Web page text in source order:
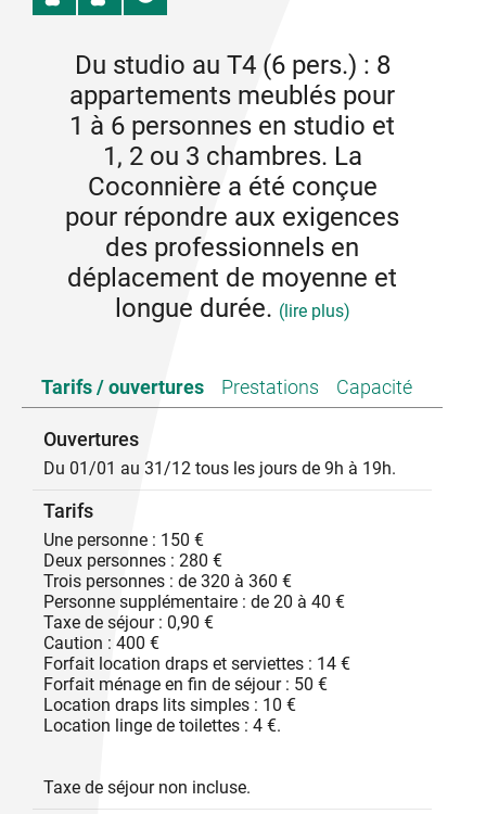
Du studio au T4 (6 pers.) : 8
appartements meublés pour
1 à 6 personnes en studio et
1, 2 ou 3 chambres. La
Coconnière a été conçue
pour répondre aux exigences
des professionnels en
déplacement de moyenne et
longue durée. (lire plus)
industrielles, mutations...
Situation idéale dans le bassin économique local :
proche de Cruas (CNPE) : 5mn / Tricastin : 35 mn,
de Montélimar 8 km, Privas, Le Teil 8 km, Viviers.
Prix spéciaux professionnels à partir de 130 € la
semaine le studio et 340 € appartement de 3
Notre société est soumise à la TVA, les prix sont
donnés en TTC sauf mention contraire. Les gîtes
sont déclarés en mairie, la location est officielle et
bénéficie d'une assurance professionnelle.
Taxe de séjour en sus.
Tarifs / ouvertures Prestations Capacité
Ouvertures
Du 01/01 au 31/12 tous les jours de 9h à 19h.
Tarifs
Une personne : 150 €
Deux personnes : 280 €
Trois personnes : de 320 à 360 €
Personne supplémentaire : de 20 à 40 €
Taxe de séjour : 0,90 €
Caution : 400 €
Forfait location draps et serviettes : 14 €
Forfait ménage en fin de séjour : 50 €
Location draps lits simples : 10 €
Location linge de toilettes : 4 €.
Taxe de séjour non incluse.